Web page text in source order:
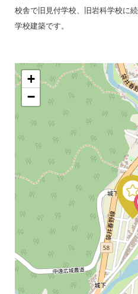
校舎で旧見付学校、旧岩科学校に
学校建築です。
+
−